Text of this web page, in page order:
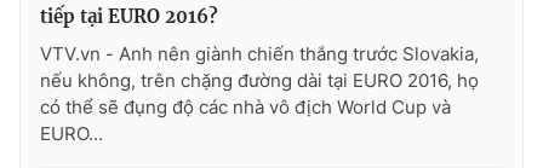
tiếp tại EURO 2016?
VTV.vn - Anh nên giành chiến thắng trước Slovakia,
nếu không, trên chặng đường dài tại EURO 2016, họ
có thể sẽ đụng độ các nhà vô địch World Cup và
EURO...